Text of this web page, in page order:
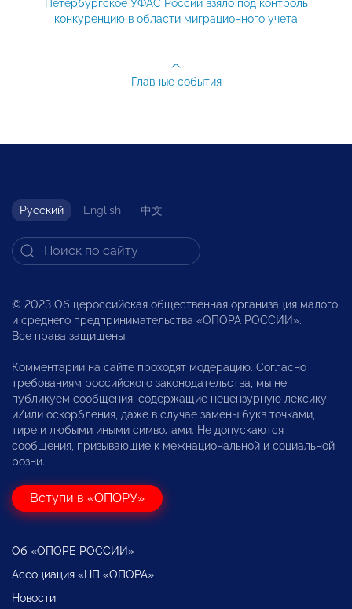
Петербургское УФАС России взяло под контроль
конкуренцию в области миграционного учета
Главные события
Русский English 中文
© 2023 Общероссийская общественная организация малого
и среднего предпринимательства «ОПОРА РОССИИ».
Все права защищены.
Комментарии на сайте проходят модерацию. Согласно
требованиям российского законодательства, мы не
публикуем сообщения, содержащие нецензурную лексику
и/или оскорбления, даже в случае замены букв точками,
тире и любыми иными символами. Не допускаются
сообщения, призывающие к межнациональной и социальной
розни.
Вступи в «ОПОРУ»
Об «ОПОРЕ РОССИИ»
Ассоциация «НП «ОПОРА»
Новости